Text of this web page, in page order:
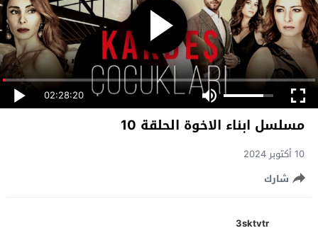
02:28:20
مسلسل ابناء الاخوة الحلقة 10
10 أكتوبر 2024
شارك
3sktvtr